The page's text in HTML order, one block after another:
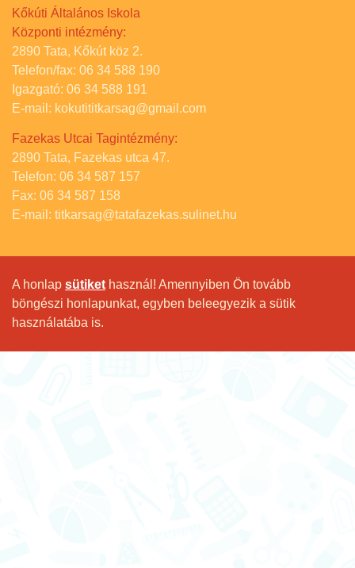
Kőkúti Általános Iskola
Központi intézmény:
2890 Tata, Kőkút köz 2.
Telefon/fax: 06 34 588 190
Igazgató: 06 34 588 191
E-mail: kokutititkarsag@gmail.com
Fazekas Utcai Tagintézmény:
2890 Tata, Fazekas utca 47.
Telefon: 06 34 587 157
Fax: 06 34 587 158
E-mail: titkarsag@tatafazekas.sulinet.hu
A honlap sütiket használ! Amennyiben Ön tovább
böngészi honlapunkat, egyben beleegyezik a sütik
használatába is.